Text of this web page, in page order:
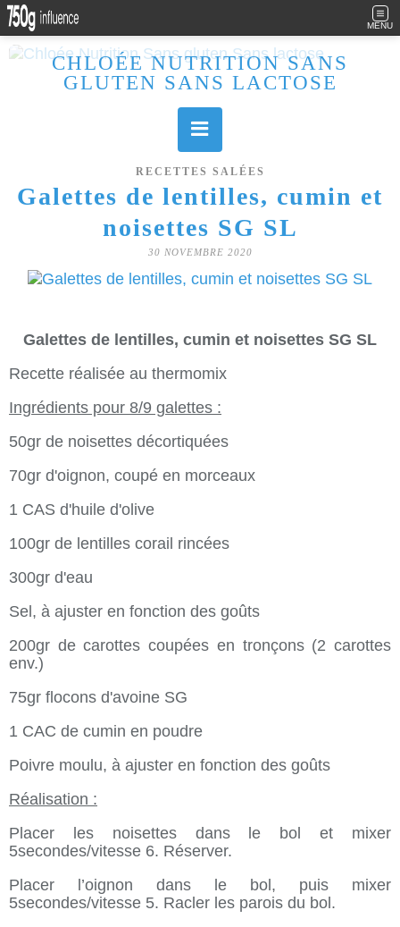
MENU
CHLOÉE NUTRITION SANS
GLUTEN SANS LACTOSE
RECETTES SALÉES
Galettes de lentilles, cumin et
noisettes SG SL
30 NOVEMBRE 2020
Galettes de lentilles, cumin et noisettes SG SL
Recette réalisée au thermomix
Ingrédients pour 8/9 galettes :
50gr de noisettes décortiquées
70gr d'oignon, coupé en morceaux
1 CAS d'huile d'olive
100gr de lentilles corail rincées
300gr d'eau
Sel, à ajuster en fonction des goûts
200gr de carottes coupées en tronçons (2 carottes
env.)
75gr flocons d'avoine SG
1 CAC de cumin en poudre
Poivre moulu, à ajuster en fonction des goûts
Réalisation :
Placer les noisettes dans le bol et mixer
5secondes/vitesse 6. Réserver.
Placer l’oignon dans le bol, puis mixer
5secondes/vitesse 5. Racler les parois du bol.